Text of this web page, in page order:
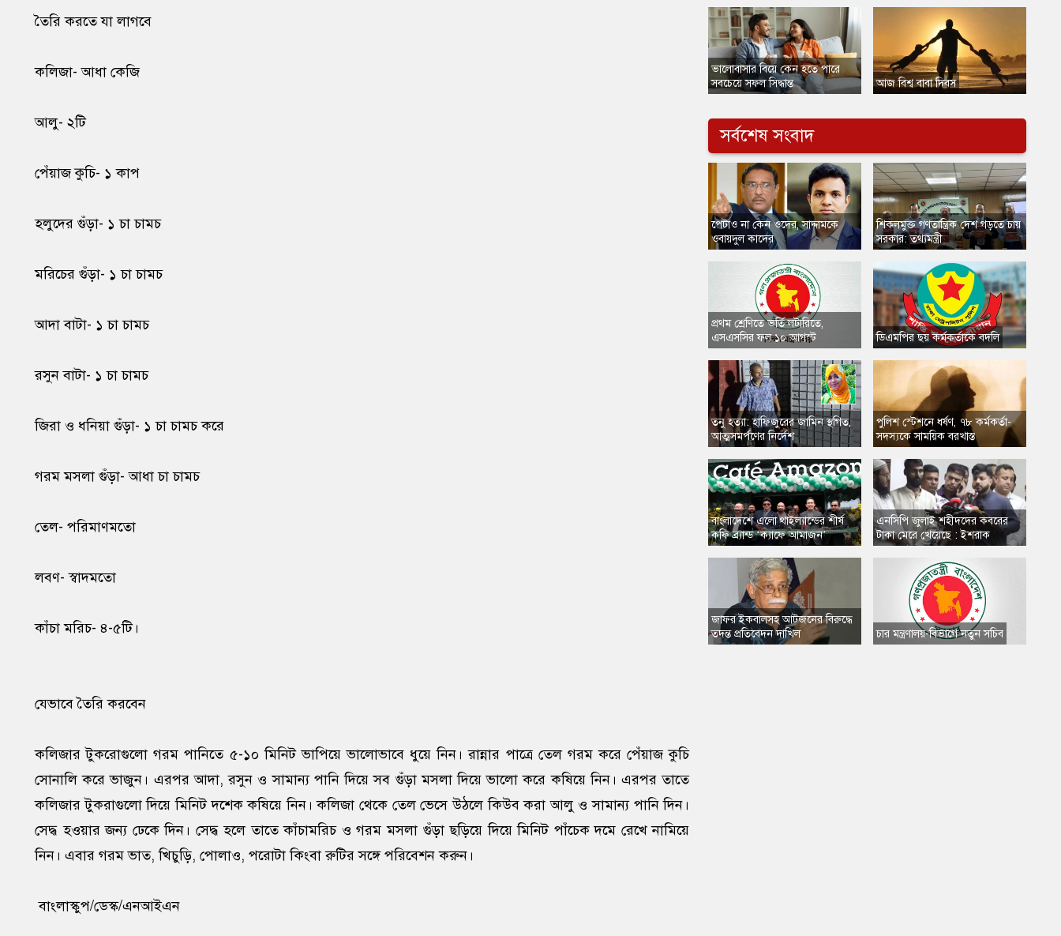
তৈরি করতে যা লাগবে
কলিজা- আধা কেজি
আলু- ২টি
পেঁয়াজ কুচি- ১ কাপ
হলুদের গুঁড়া- ১ চা চামচ
মরিচের গুঁড়া- ১ চা চামচ
আদা বাটা- ১ চা চামচ
রসুন বাটা- ১ চা চামচ
জিরা ও ধনিয়া গুঁড়া- ১ চা চামচ করে
গরম মসলা গুঁড়া- আধা চা চামচ
তেল- পরিমাণমতো
লবণ- স্বাদমতো
কাঁচা মরিচ- ৪-৫টি।
যেভাবে তৈরি করবেন
কলিজার টুকরোগুলো গরম পানিতে ৫-১০ মিনিট ভাপিয়ে ভালোভাবে ধুয়ে নিন। রান্নার পাত্রে তেল গরম করে পেঁয়াজ কুচি
সোনালি করে ভাজুন। এরপর আদা, রসুন ও সামান্য পানি দিয়ে সব গুঁড়া মসলা দিয়ে ভালো করে কষিয়ে নিন। এরপর তাতে
কলিজার টুকরাগুলো দিয়ে মিনিট দশেক কষিয়ে নিন। কলিজা থেকে তেল ভেসে উঠলে কিউব করা আলু ও সামান্য পানি দিন।
সেদ্ধ হওয়ার জন্য ঢেকে দিন। সেদ্ধ হলে তাতে কাঁচামরিচ ও গরম মসলা গুঁড়া ছড়িয়ে দিয়ে মিনিট পাঁচেক দমে রেখে নামিয়ে
নিন। এবার গরম ভাত, খিচুড়ি, পোলাও, পরোটা কিংবা রুটির সঙ্গে পরিবেশন করুন।
বাংলাস্কুপ/ডেস্ক/এনআইএন
ভালোবাসার বিয়ে কেন হতে পারে
সবচেয়ে সফল সিদ্ধান্ত
আজ বিশ্ব বাবা দিবস
সর্বশেষ সংবাদ
​পেটাও না কেন ওদের, সাদ্দামকে
ওবায়দুল কাদের
প্রথম শ্রেণিতে ভর্তি লটারিতে,
এসএসসির ফল ১০ আগস্ট
তনু হত্যা: হাফিজুরের জামিন স্থগিত,
আত্মসমর্পণের নির্দেশ
​বাংলাদেশে এলো থাইল্যান্ডের শীর্ষ
কফি ব্র্যান্ড ‘ক্যাফে আমাজন’
​জাফর ইকবালসহ আটজনের বিরুদ্ধে
তদন্ত প্রতিবেদন দাখিল
​শিকলমুক্ত গণতান্ত্রিক দেশ গড়তে চায়
সরকার: তথ্যমন্ত্রী
​ডিএমপির ছয় কর্মকর্তাকে বদলি
​পুলিশ স্টেশনে ধর্ষণ, ৭৮ কর্মকর্তা-
সদস্যকে সাময়িক বরখাস্ত
এনসিপি জুলাই শহীদদের কবরের
টাকা মেরে খেয়েছে : ইশরাক
​চার মন্ত্রণালয়-বিভাগে নতুন সচিব